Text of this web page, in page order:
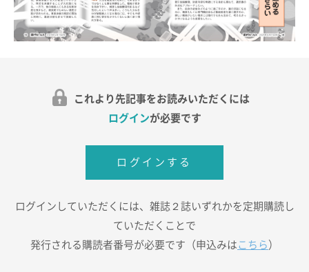
これより先記事をお読みいただくには
ログインが必要です
ログインする
ログインしていただくには、雑誌２誌いずれかを定期購読し
ていただくことで
発行される購読者番号が必要です（申込みは こちら ）